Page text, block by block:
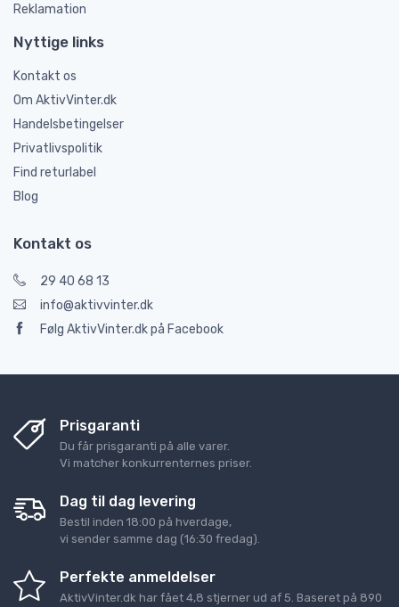
Reklamation
Nyttige links
Kontakt os
Om AktivVinter.dk
Handelsbetingelser
Privatlivspolitik
Find returlabel
Blog
Kontakt os
29 40 68 13
info@aktivvinter.dk
Følg AktivVinter.dk på Facebook
Prisgaranti
Du får prisgaranti på alle varer.
Vi matcher konkurrenternes priser.
Dag til dag levering
Bestil inden 18:00 på hverdage,
vi sender samme dag (16:30 fredag).
Perfekte anmeldelser
AktivVinter.dk har fået 4,8 stjerner ud af 5 . Baseret på 890